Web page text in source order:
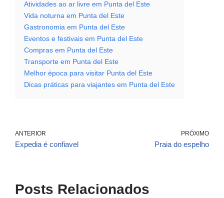
Atividades ao ar livre em Punta del Este
Vida noturna em Punta del Este
Gastronomia em Punta del Este
Eventos e festivais em Punta del Este
Compras em Punta del Este
Transporte em Punta del Este
Melhor época para visitar Punta del Este
Dicas práticas para viajantes em Punta del Este
ANTERIOR
Expedia é confiavel
PRÓXIMO
Praia do espelho
Posts Relacionados